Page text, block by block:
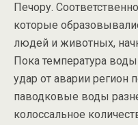
Печору.
которые
людей и животных,
Пока температура
удар от аварии регион
паводковые воды
колоссальное